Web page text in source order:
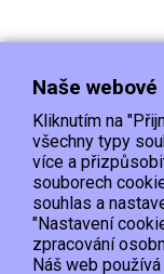
Doprava
Naše
Kliknutím na
všechny typy
více a
souborech
souhlas a
"Nastavení
zpracování
Náš web